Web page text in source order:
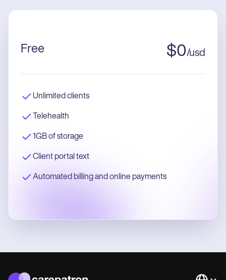
Free $0/usd
Unlimited clients
Telehealth
1GB of storage
Client portal text
Automated billing and online payments